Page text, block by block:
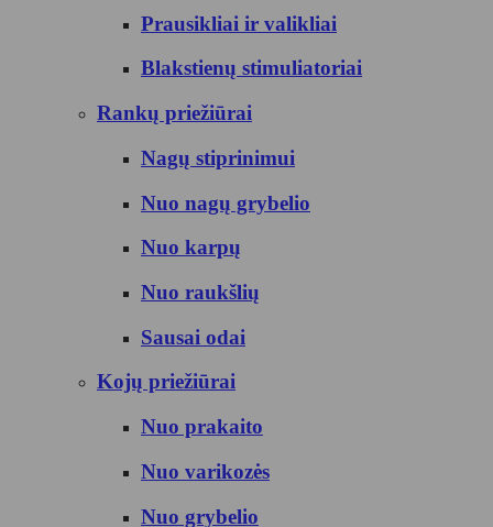
Prausikliai ir valikliai
Blakstienų stimuliatoriai
Rankų priežiūrai
Nagų stiprinimui
Nuo nagų grybelio
Nuo karpų
Nuo raukšlių
Sausai odai
Kojų priežiūrai
Nuo prakaito
Nuo varikozės
Nuo grybelio